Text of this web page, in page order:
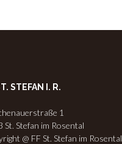
STEFAN I. R.
1
St. Stefan im Rosental
@ FF St. Stefan im Rosental